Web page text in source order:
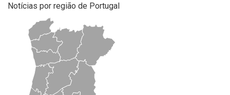
Notícias por região de Portugal